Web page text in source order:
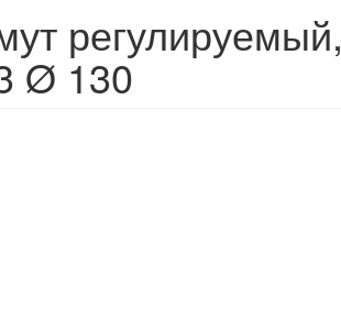
регулируемый,
Ø 130